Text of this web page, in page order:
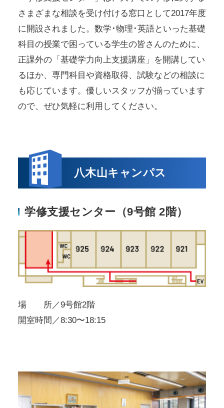
さまざまな相談を受け付ける窓口として2017年度
に開設されました。数学･物理･英語といった基礎
科目の授業で困っている学生の皆さんのために、
正課外の「基礎学力向上支援講座」を開講してい
るほか、専門科目や資格取得、試験などの相談に
も応じています。優しいスタッフが揃っています
ので、ぜひ気軽に利用してください。
八木山キャンパス
学修支援センター（9号館 2階）
場 所／9号館2階
開室時間／8:30〜18:15